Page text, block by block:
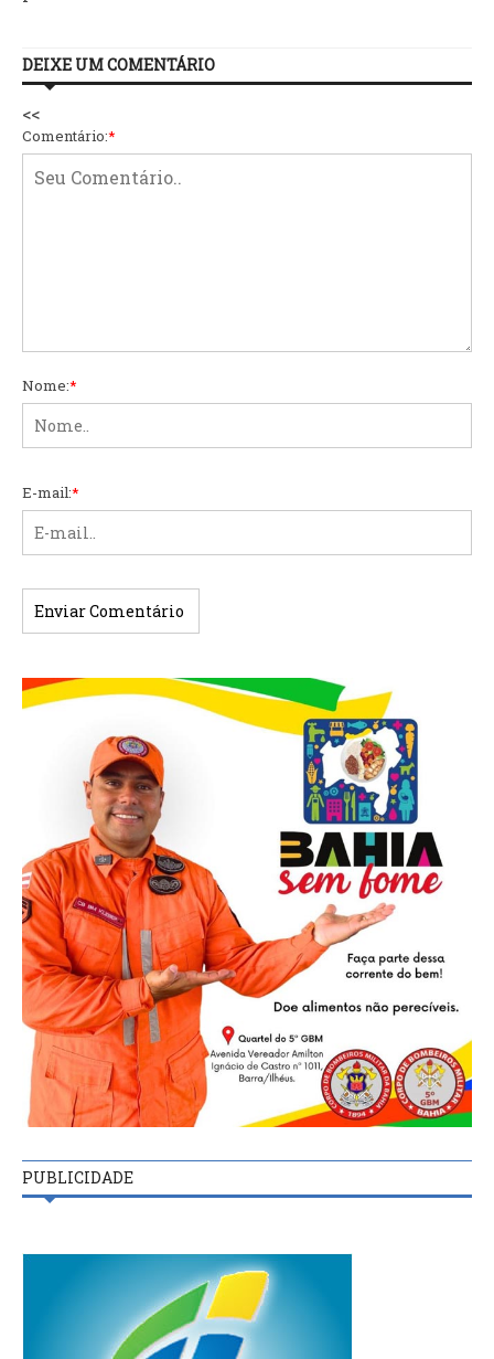
DEIXE UM COMENTÁRIO
<<
Comentário:*
Nome:*
E-mail:*
PUBLICIDADE